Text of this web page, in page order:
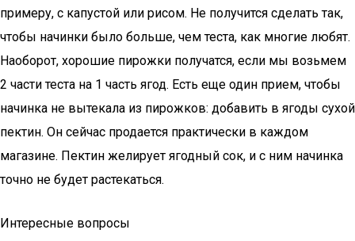
примеру, с капустой или рисом. Не получится сделать так,
чтобы начинки было больше, чем теста, как многие любят.
Наоборот, хорошие пирожки получатся, если мы возьмем
2 части теста на 1 часть ягод. Есть еще один прием, чтобы
начинка не вытекала из пирожков: добавить в ягоды сухой
пектин. Он сейчас продается практически в каждом
магазине. Пектин желирует ягодный сок, и с ним начинка
точно не будет растекаться.
Интересные вопросы